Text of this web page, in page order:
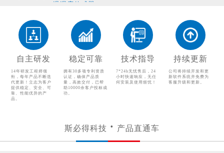
气体监控设备
其他配件产品
自主研发
14年研发工程师领
衔，每年产品不断迭
代更新！立志为客户
提供稳定、安全、可
靠、性能优异的产
品。
稳定可靠
拥有30多项专利资质
认证，确保产品质
量，高效交付，已帮
助10000余客户投标成
功。
技术指导
7*24h无忧售后，24
小时快速响应，无任
何安装及使用烦忧！
持续更新
公司将持续开发和更
新软件系统并免费为
客服升级和更新。
斯必得科技 产品直通车